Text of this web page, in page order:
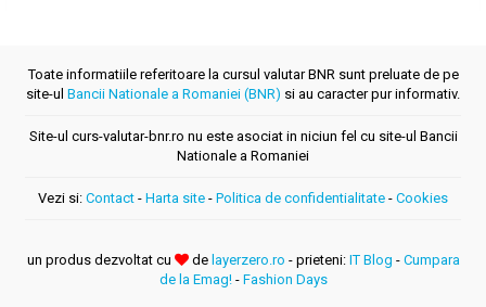
Toate informatiile referitoare la cursul valutar BNR sunt preluate de pe
site-ul Bancii Nationale a Romaniei (BNR) si au caracter pur informativ.
Site-ul curs-valutar-bnr.ro nu este asociat in niciun fel cu site-ul Bancii
Nationale a Romaniei
Vezi si: Contact - Harta site - Politica de confidentialitate - Cookies
un produs dezvoltat cu de layerzero.ro - prieteni: IT Blog - Cumpara
de la Emag!- Fashion Days